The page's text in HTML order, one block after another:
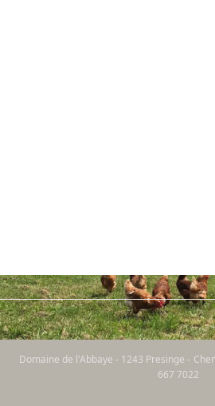
Domaine de l'Abbaye - 1243 Presinge -
667 7022